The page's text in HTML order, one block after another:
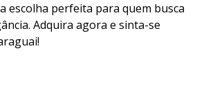
escolha perfeita para quem busca
Adquira agora e sinta-se